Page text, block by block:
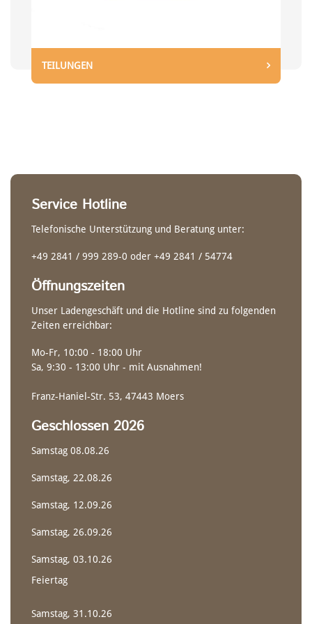
NACHHALTIGKEIT
CANADIER
WILDWASSER-EINER
RENNSPORT DOPPELPADDEL
POLO PADDEL
TEILUNGEN
Service Hotline
Telefonische Unterstützung und Beratung unter:
+49 2841 / 999 289-0 oder +49 2841 / 54774
Öffnungszeiten
Unser Ladengeschäft und die Hotline sind zu folgenden
Zeiten erreichbar:
Mo-Fr, 10:00 - 18:00 Uhr
Sa, 9:30 - 13:00 Uhr - mit Ausnahmen!
Franz-Haniel-Str. 53, 47443 Moers
Geschlossen 2026
Samstag 08.08.26
Samstag, 22.08.26
Samstag, 12.09.26
Samstag, 26.09.26
Samstag, 03.10.26
Feiertag
Samstag, 31.10.26